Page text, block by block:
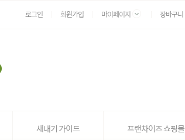
로그인 회원가입 마이페이지 장바구니
새내기 가이드 프랜차이즈 쇼핑몰